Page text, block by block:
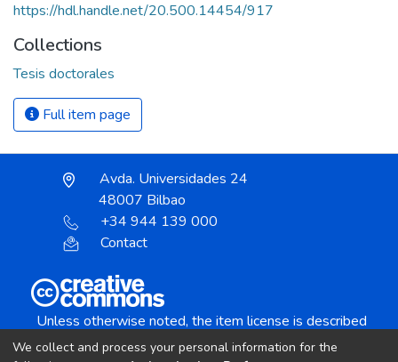
https://hdl.handle.net/20.500.14454/917
Collections
Tesis doctorales
Full item page
Avda. Universidades 24
48007 Bilbao
+34 944 139 000
Contact
Unless otherwise noted, the item license is described
We collect and process your personal information for the